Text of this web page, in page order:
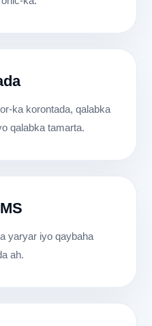
ka korontada, qalabka
qalabka tamarta.
yaryar iyo qaybaha
ah.